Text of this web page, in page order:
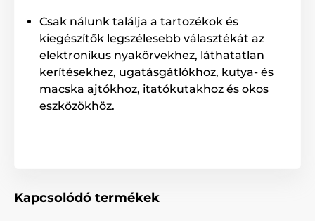
Csak nálunk találja a tartozékok és
kiegészítők legszélesebb választékát az
elektronikus nyakörvekhez, láthatatlan
kerítésekhez, ugatásgátlókhoz, kutya- és
macska ajtókhoz, itatókutakhoz és okos
eszközökhöz.
Kapcsolódó termékek